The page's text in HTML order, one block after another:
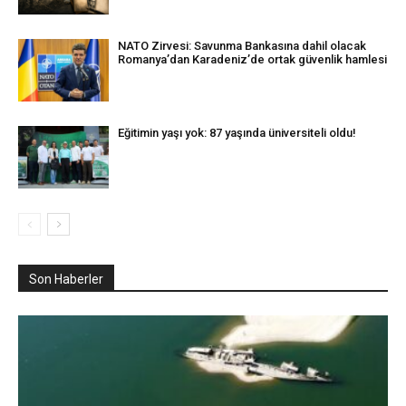
NATO Zirvesi: Savunma Bankasına dahil olacak
Romanya’dan Karadeniz’de ortak güvenlik hamlesi
Eğitimin yaşı yok: 87 yaşında üniversiteli oldu!
Son Haberler